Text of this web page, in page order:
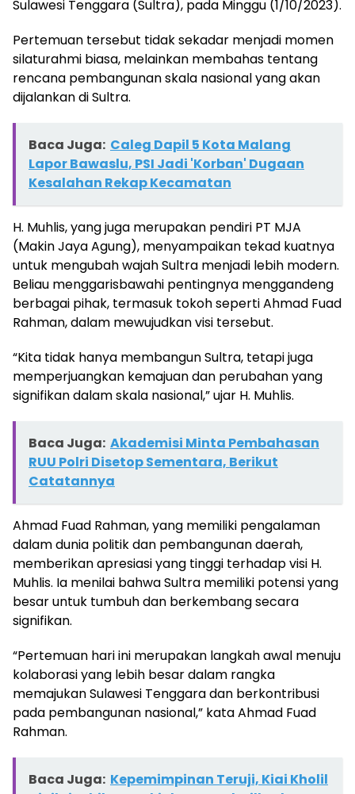
Sulawesi Tenggara (Sultra), pada Minggu (1/10/2023).
Pertemuan tersebut tidak sekadar menjadi momen
silaturahmi biasa, melainkan membahas tentang
rencana pembangunan skala nasional yang akan
dijalankan di Sultra.
Baca Juga: Caleg Dapil 5 Kota Malang
Lapor Bawaslu, PSI Jadi 'Korban' Dugaan
Kesalahan Rekap Kecamatan
H. Muhlis, yang juga merupakan pendiri PT MJA
(Makin Jaya Agung), menyampaikan tekad kuatnya
untuk mengubah wajah Sultra menjadi lebih modern.
Beliau menggarisbawahi pentingnya menggandeng
berbagai pihak, termasuk tokoh seperti Ahmad Fuad
Rahman, dalam mewujudkan visi tersebut.
“Kita tidak hanya membangun Sultra, tetapi juga
memperjuangkan kemajuan dan perubahan yang
signifikan dalam skala nasional,” ujar H. Muhlis.
Baca Juga: Akademisi Minta Pembahasan
RUU Polri Disetop Sementara, Berikut
Catatannya
Ahmad Fuad Rahman, yang memiliki pengalaman
dalam dunia politik dan pembangunan daerah,
memberikan apresiasi yang tinggi terhadap visi H.
Muhlis. Ia menilai bahwa Sultra memiliki potensi yang
besar untuk tumbuh dan berkembang secara
signifikan.
“Pertemuan hari ini merupakan langkah awal menuju
kolaborasi yang lebih besar dalam rangka
memajukan Sulawesi Tenggara dan berkontribusi
pada pembangunan nasional,” kata Ahmad Fuad
Rahman.
Baca Juga: Kepemimpinan Teruji, Kiai Kholil